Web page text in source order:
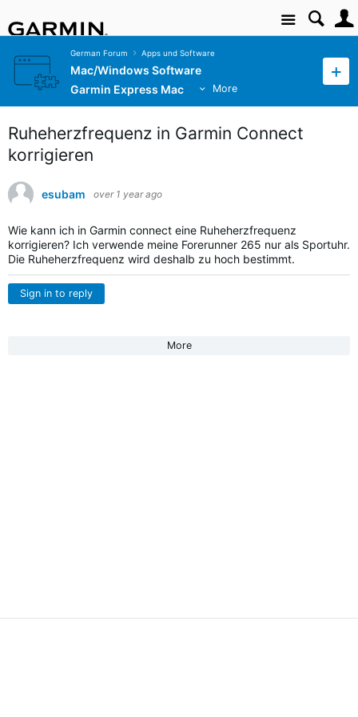
Site
German Forum Apps und Software
Mac/Windows Software
Garmin Express Mac
More
Ruheherzfrequenz in Garmin Connect
korrigieren
esubam over 1 year ago
Wie kann ich in Garmin connect eine Ruheherzfrequenz
korrigieren? Ich verwende meine Forerunner 265 nur als Sportuhr.
Die Ruheherzfrequenz wird deshalb zu hoch bestimmt.
Sign in to reply
More